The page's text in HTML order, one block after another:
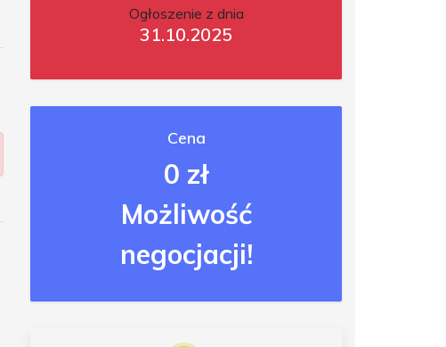
Ogłoszenie z dnia
31.10.2025
Cena
0 zł
Możliwość
negocjacji!